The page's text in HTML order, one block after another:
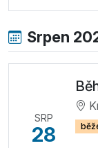
Srpen
SRP
28